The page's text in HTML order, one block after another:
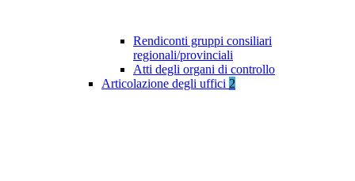
Rendiconti gruppi consiliari
regionali/provinciali
Atti degli organi di controllo
Articolazione degli uffici 2